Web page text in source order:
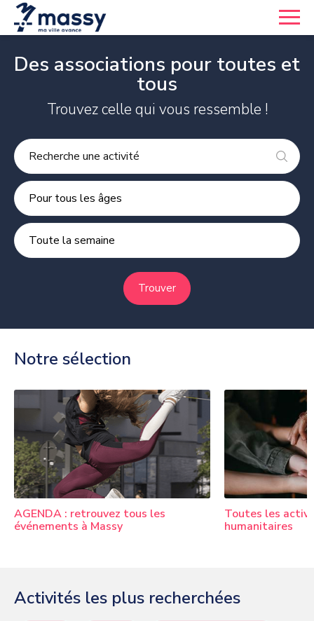
Des associations pour toutes et
tous
Trouvez celle qui vous ressemble !
Pour tous les âges
Toute la semaine
Trouver
Notre sélection
AGENDA : retrouvez tous les
événements à Massy
Toutes les
humanitaires
Activités les plus recherchées